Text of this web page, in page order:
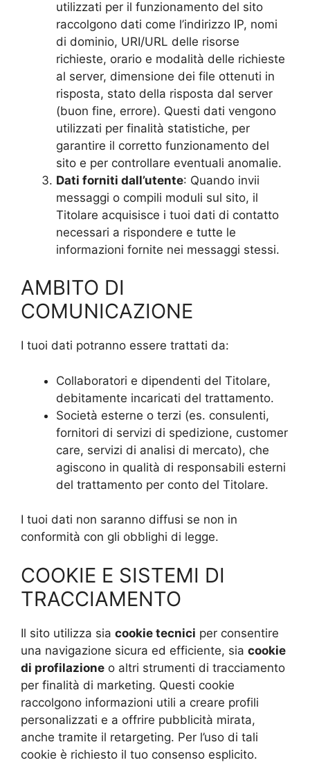
utilizzati per il funzionamento del sito
raccolgono dati come l’indirizzo IP, nomi
di dominio, URI/URL delle risorse
richieste, orario e modalità delle richieste
al server, dimensione dei file ottenuti in
risposta, stato della risposta dal server
(buon fine, errore). Questi dati vengono
utilizzati per finalità statistiche, per
garantire il corretto funzionamento del
sito e per controllare eventuali anomalie.
Dati forniti dall’utente: Quando invii
messaggi o compili moduli sul sito, il
Titolare acquisisce i tuoi dati di contatto
necessari a rispondere e tutte le
informazioni fornite nei messaggi stessi.
AMBITO DI
COMUNICAZIONE
I tuoi dati potranno essere trattati da:
Collaboratori e dipendenti del Titolare,
debitamente incaricati del trattamento.
Società esterne o terzi (es. consulenti,
fornitori di servizi di spedizione, customer
care, servizi di analisi di mercato), che
agiscono in qualità di responsabili esterni
del trattamento per conto del Titolare.
I tuoi dati non saranno diffusi se non in
conformità con gli obblighi di legge.
COOKIE E SISTEMI DI
TRACCIAMENTO
Il sito utilizza sia cookie tecnici per consentire
una navigazione sicura ed efficiente, sia cookie
di profilazione o altri strumenti di tracciamento
per finalità di marketing. Questi cookie
raccolgono informazioni utili a creare profili
personalizzati e a offrire pubblicità mirata,
anche tramite il retargeting. Per l’uso di tali
cookie è richiesto il tuo consenso esplicito.